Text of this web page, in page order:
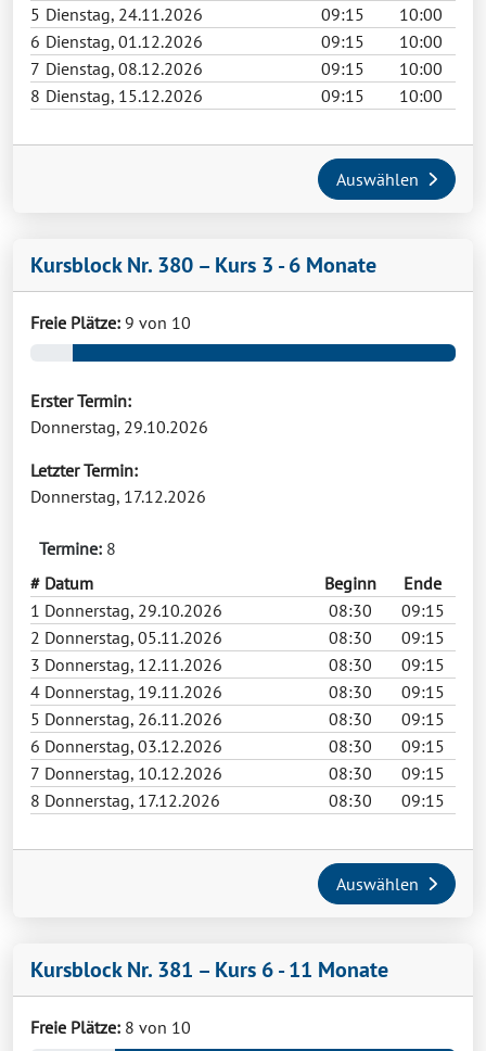
5 Dienstag, 24.11.2026 09:15
10:00
6 Dienstag, 01.12.2026 09:15
10:00
7 Dienstag, 08.12.2026 09:15
10:00
8 Dienstag, 15.12.2026 09:15 10:00
Auswählen
Kursblock Nr. 380 – Kurs 3 - 6 Monate
Freie Plätze: 9 von 10
Erster Termin:
Donnerstag, 29.10.2026
Letzter Termin:
Donnerstag, 17.12.2026
Termine: 8
# Datum Beginn
Ende
1 Donnerstag, 29.10.2026 08:30
09:15
2 Donnerstag, 05.11.2026 08:30
09:15
3 Donnerstag, 12.11.2026 08:30
09:15
4 Donnerstag, 19.11.2026 08:30
09:15
5 Donnerstag, 26.11.2026 08:30
09:15
6 Donnerstag, 03.12.2026 08:30
09:15
7 Donnerstag, 10.12.2026 08:30
09:15
8 Donnerstag, 17.12.2026 08:30 09:15
Auswählen
Kursblock Nr. 381 – Kurs 6 - 11 Monate
Freie Plätze: 8 von 10